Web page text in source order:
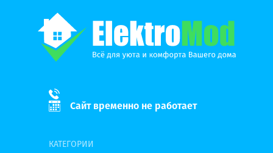
Сайт временно не работает
КАТЕГОРИИ